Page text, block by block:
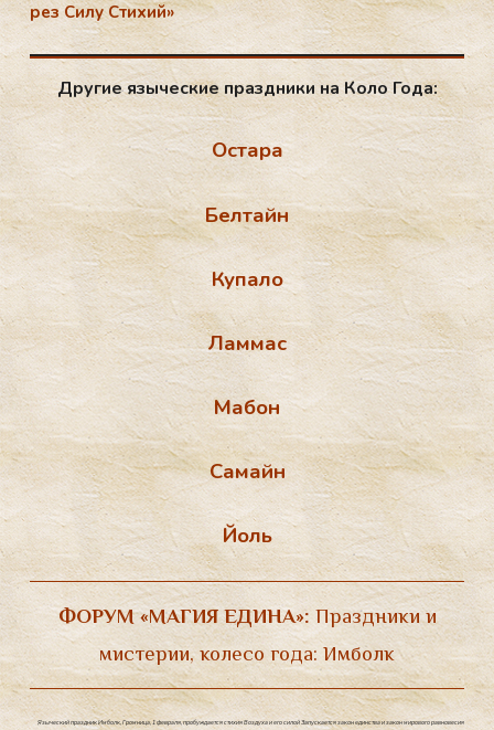
рез Си­лу Сти­хий»
Другие языческие праздники на Коло Года:
Остара
Белтайн
Купало
Ламмас
Мабон
Самайн
Йоль
ФОРУМ «МАГИЯ ЕДИНА»:Праздники и
мистерии, колесо года: Имболк
Языческий праздник Имболк, Громница, 1 февраля, пробуждается стихия Воздуха и его силой Запускается закон единства и закон мирового равновесия